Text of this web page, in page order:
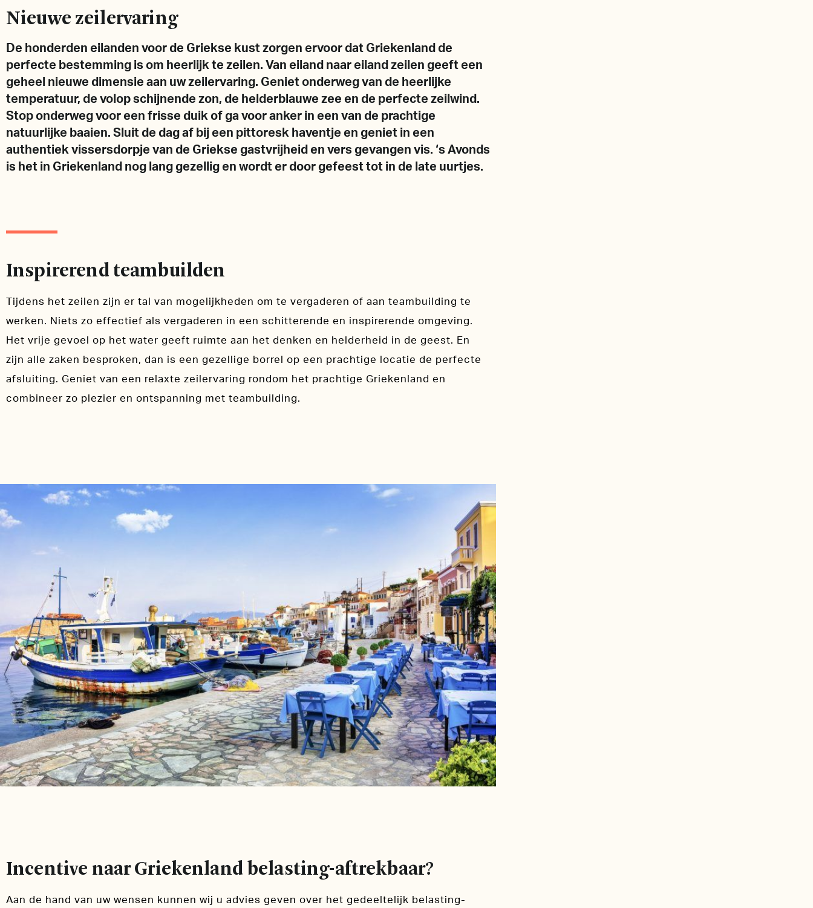
Nieuwe zeilervaring
De honderden eilanden voor de Griekse kust zorgen ervoor dat Griekenland de
perfecte bestemming is om heerlijk te zeilen. Van eiland naar eiland zeilen geeft een
geheel nieuwe dimensie aan uw zeilervaring. Geniet onderweg van de heerlijke
temperatuur, de volop schijnende zon, de helderblauwe zee en de perfecte zeilwind.
Stop onderweg voor een frisse duik of ga voor anker in een van de prachtige
natuurlijke baaien. Sluit de dag af bij een pittoresk haventje en geniet in een
authentiek vissersdorpje van de Griekse gastvrijheid en vers gevangen vis. ‘s Avonds
is het in Griekenland nog lang gezellig en wordt er door gefeest tot in de late uurtjes.
Inspirerend teambuilden
Tijdens het zeilen zijn er tal van mogelijkheden om te vergaderen of aan teambuilding te
werken. Niets zo effectief als vergaderen in een schitterende en inspirerende omgeving.
Het vrije gevoel op het water geeft ruimte aan het denken en helderheid in de geest. En
zijn alle zaken besproken, dan is een gezellige borrel op een prachtige locatie de perfecte
afsluiting. Geniet van een relaxte zeilervaring rondom het prachtige Griekenland en
combineer zo plezier en ontspanning met teambuilding.
Incentive naar Griekenland belasting-aftrekbaar?
Aan de hand van uw wensen kunnen wij u advies geven over het gedeeltelijk belasting-